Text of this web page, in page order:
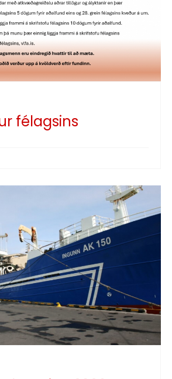
félagsins